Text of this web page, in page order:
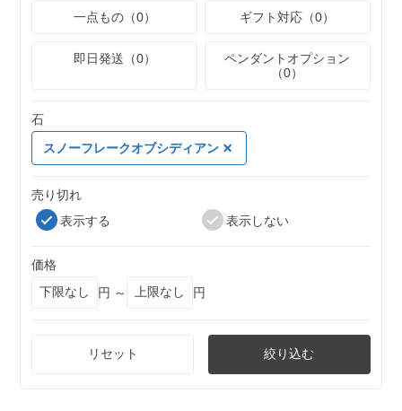
一点もの（0）
ギフト対応（0）
即日発送（0）
ペンダントオプション
（0）
石
スノーフレークオブシディアン
売り切れ
表示する
表示しない
価格
円 ～
円
リセット 絞り込む